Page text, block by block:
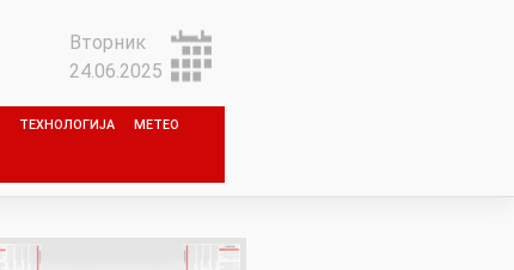
Вторник
24.06.2025
ТЕХНОЛОГИЈА МЕТЕО